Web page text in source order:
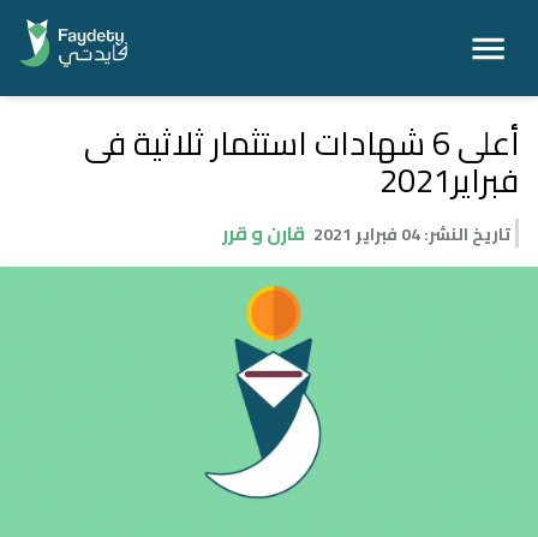
أعلى 6 شهادات استثمار ثلاثية فى
فبراير2021
تاريخ النشر:04 فبراير 2021 قارن و قرر